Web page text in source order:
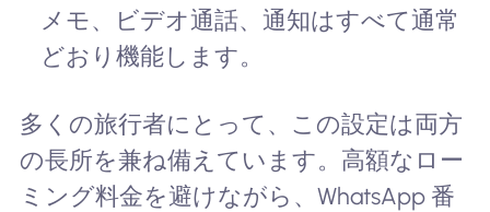
メモ、ビデオ通話、通知はすべて通常
どおり機能します。
多くの旅行者にとって、この設定は両方
の長所を兼ね備えています。高額なロー
ミング料金を避けながら、WhatsApp 番